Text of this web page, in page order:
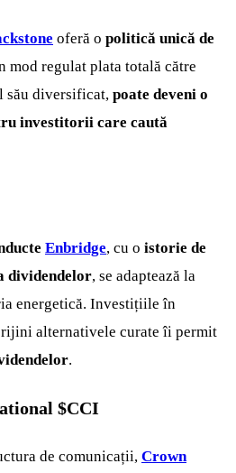
oferă o politică unică de
mod regulat plata totală către
diversificat, poate deveni o
investitorii care caută
Enbridge, cu o istorie de
dividendelor, se adaptează la
energetică. Investițiile în
alternativele curate îi permit
.
$CCI
de comunicații, Crown